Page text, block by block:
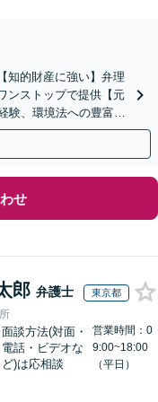
知的財産に強い】弁理
ンストップで提供【元
験、環境法への豊富な
へ導きます
せ
郎 弁護士 東京都
面談方法(対面・
電話・ビデオな
ど)は応相談
営業時間：0
9:00~18:00
（平日）